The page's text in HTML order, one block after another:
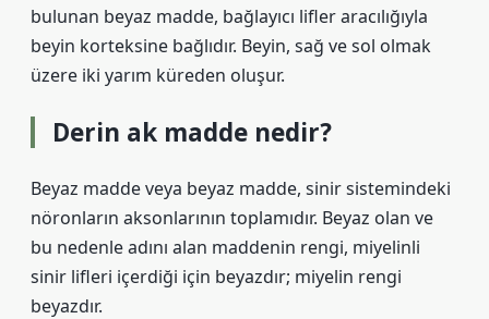
bulunan beyaz madde, bağlayıcı lifler aracılığıyla
beyin korteksine bağlıdır. Beyin, sağ ve sol olmak
üzere iki yarım küreden oluşur.
Derin ak madde nedir?
Beyaz madde veya beyaz madde, sinir sistemindeki
nöronların aksonlarının toplamıdır. Beyaz olan ve
bu nedenle adını alan maddenin rengi, miyelinli
sinir lifleri içerdiği için beyazdır; miyelin rengi
beyazdır.